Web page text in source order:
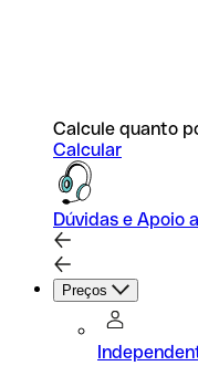
Calcule quanto
Calcular
Dúvidas e Apoio
Preços